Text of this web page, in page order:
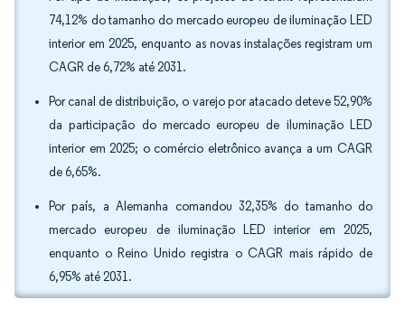
74,12% do tamanho do mercado europeu de iluminação LED
interior em 2025, enquanto as novas instalações registram um
CAGR de 6,72% até 2031.
Por canal de distribuição, o varejo por atacado deteve 52,90%
da participação do mercado europeu de iluminação LED
interior em 2025; o comércio eletrônico avança a um CAGR
de 6,65%.
Por país, a Alemanha comandou 32,35% do tamanho do
mercado europeu de iluminação LED interior em 2025,
enquanto o Reino Unido registra o CAGR mais rápido de
6,95% até 2031.